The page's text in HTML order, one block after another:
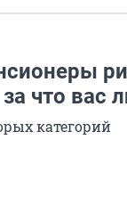
что вас
категорий